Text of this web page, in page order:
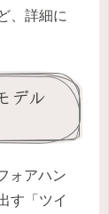
、詳細に
デル
ォアハン
す「ツイ